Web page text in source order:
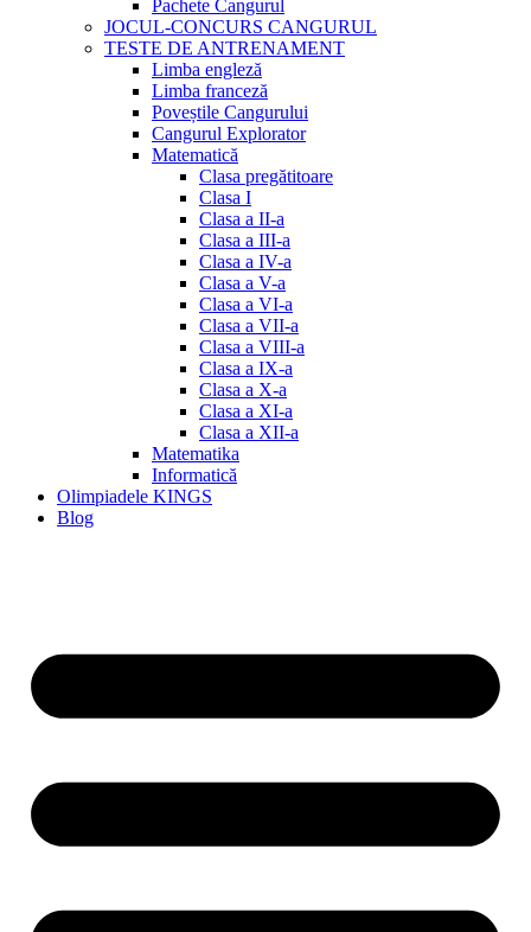
Pachete Cangurul
JOCUL-CONCURS CANGURUL
TESTE DE ANTRENAMENT
Limba engleză
Limba franceză
Poveștile Cangurului
Cangurul Explorator
Matematică
Clasa pregătitoare
Clasa I
Clasa a II-a
Clasa a III-a
Clasa a IV-a
Clasa a V-a
Clasa a VI-a
Clasa a VII-a
Clasa a VIII-a
Clasa a IX-a
Clasa a X-a
Clasa a XI-a
Clasa a XII-a
Matematika
Informatică
Olimpiadele KINGS
Blog